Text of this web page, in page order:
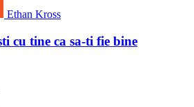
Ethan Kross
cu tine ca sa-ti fie bine